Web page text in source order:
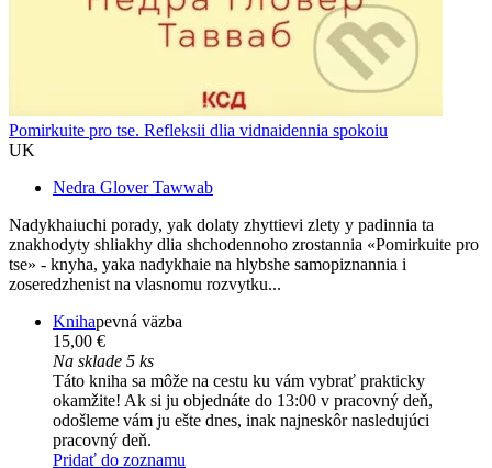
Pomirkuite pro tse. Refleksii dlia vidnaidennia spokoiu
UK
Nedra Glover Tawwab
Nadykhaiuchi porady, yak dolaty zhyttievi zlety y padinnia ta
znakhodyty shliakhy dlia shchodennoho zrostannia «Pomirkuite pro
tse» - knyha, yaka nadykhaie na hlybshe samopiznannia i
zoseredzhenist na vlasnomu rozvytku...
Knihapevná väzba
15,00 €
Na sklade 5 ks
Táto kniha sa môže na cestu ku vám vybrať prakticky
okamžite! Ak si ju objednáte do 13:00 v pracovný deň,
odošleme vám ju ešte dnes, inak najneskôr nasledujúci
pracovný deň.
Pridať do zoznamu